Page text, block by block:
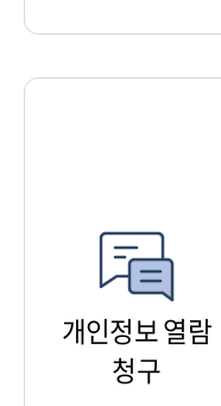
개인정보 열람
청구